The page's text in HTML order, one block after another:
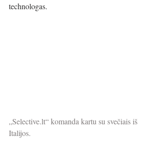
technologas.
„Selective.lt“ komanda kartu su svečiais iš
Italijos.